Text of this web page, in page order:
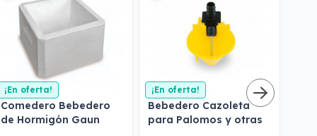
¡En oferta!
Comedero Bebedero
de Hormigón Gaun
¡En oferta!
Bebedero Cazoleta
para Palomos y otras